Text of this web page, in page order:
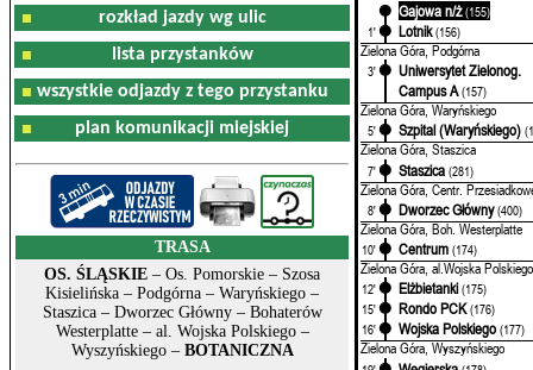
rozkład jazdy wg ulic
lista przystanków
wszystkie odjazdy z tego przystanku
plan komunikacji miejskiej
TRASA
OS. ŚLĄSKIE – Os. Pomorskie – Szosa
Kisielińska – Podgórna – Waryńskiego –
Staszica – Dworzec Główny – Bohaterów
Westerplatte – al. Wojska Polskiego –
Wyszyńskiego – BOTANICZNA
Gajowa n/ż (155)
1'
Lotnik (156)
Zielona Góra, Podgórna
3'
Uniwersytet Zielonog.
Campus A (157)
Zielona Góra, Waryńskiego
5' Szpital (Waryńskiego)
Zielona Góra, Staszica
7' Staszica (281)
Zielona Góra, Centr.
8' Dworzec Główny (400)
Zielona Góra, Boh. Westerplatte
10' Centrum (174)
Zielona Góra, al.Wojska Polskiego
12' Elżbietanki (175)
15'
Rondo PCK (176)
16'
Wojska Polskiego (177)
Zielona Góra, Wyszyńskiego